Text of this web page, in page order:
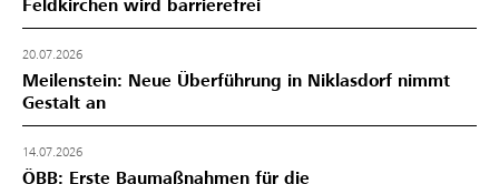
Feldkirchen wird barrierefrei
20.07.2026
Meilenstein: Neue Überführung in Niklasdorf nimmt
Gestalt an
14.07.2026
ÖBB: Erste Baumaßnahmen für die